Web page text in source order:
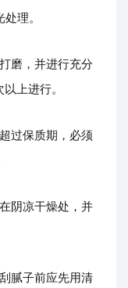
理。
磨，并进行充分
上进行。
过保质期，必须
阴凉干燥处，并
腻子前应先用清